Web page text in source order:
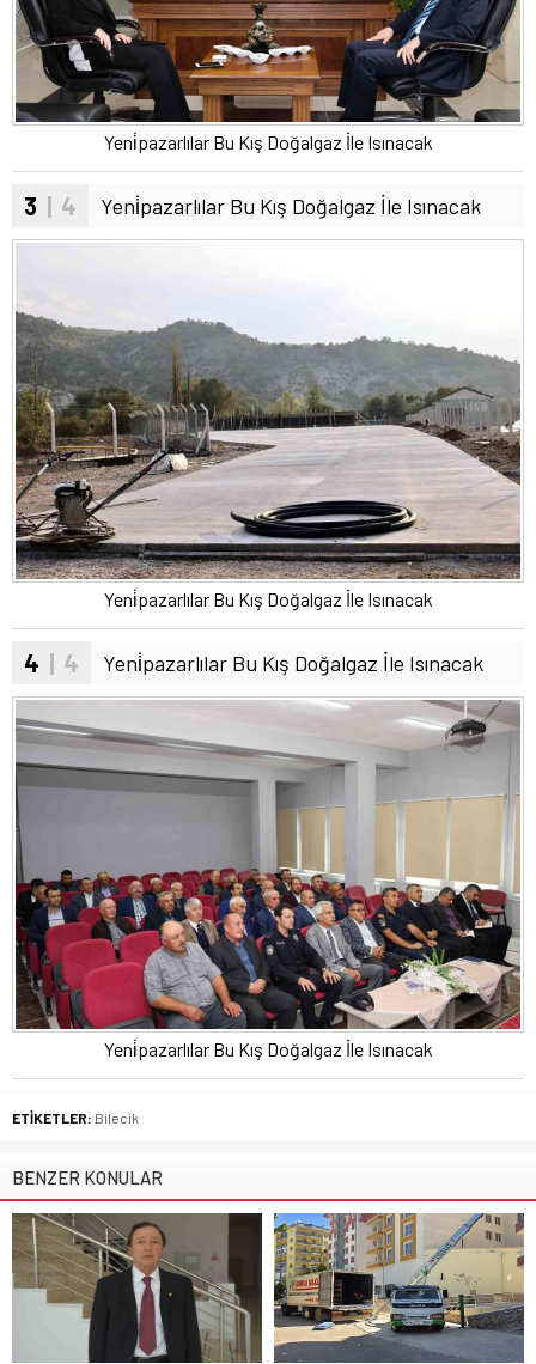
Yeni̇pazarlılar Bu Kış Doğalgaz İle Isınacak
3 | 4 Yeni̇pazarlılar Bu Kış Doğalgaz İle Isınacak
Yeni̇pazarlılar Bu Kış Doğalgaz İle Isınacak
4 | 4 Yeni̇pazarlılar Bu Kış Doğalgaz İle Isınacak
Yeni̇pazarlılar Bu Kış Doğalgaz İle Isınacak
ETİKETLER: Bilecik
BENZER KONULAR